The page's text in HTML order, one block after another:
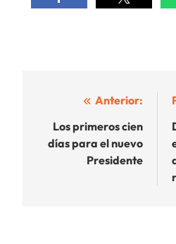
Navegación
de
entradas
Anterior:
Los primeros cien
días para el nuevo
Presidente